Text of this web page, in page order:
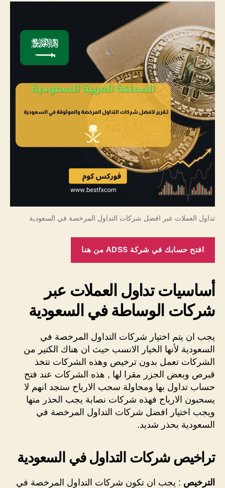
تداول العملات عبر افضل شركات التداول المرخصة في السعودية
افتح حسابك في شركة ADSS من هنا
أساسيات تداول العملات عبر
شركات الوساطة في السعودية
يجب ان يتم اختيار شركات التداول المرخصة في
السعودية لأنها الخيار الانسب حيث ان هناك الكتير من
الشركات تعمل بدون ترخيص وهذه الشركات تتخذ
قبرص وبعض الجزر مقرا لها , هذه الشركات عند فتح
حساب تداول بها ومحاولة سحب الارباح ستجد انهم لا
يسحبون الارباح فهذه شركات نصابة يجب الحذر منها
ويجب اختيار افضل شركات التداول المرخصة في
السعودية بحذر شديد.
تراخيص شركات التداول في السعودية
الترخيص : يجب ان تكون شركات التداول المرخصة في